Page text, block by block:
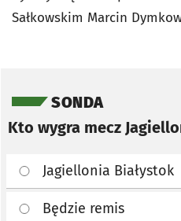
Sałkowskim Marcin
SONDA
Kto wygra mecz
Jagiellonia Białystok
Będzie remis